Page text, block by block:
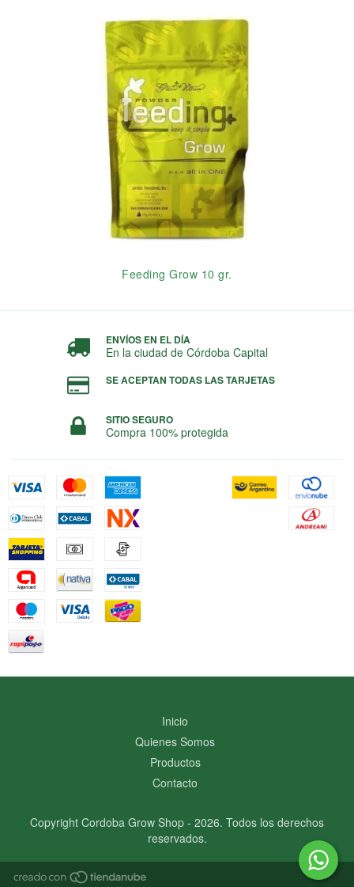
Feeding Grow 10 gr.
ENVÍOS EN EL DÍA
En la ciudad de Córdoba Capital
SE ACEPTAN TODAS LAS TARJETAS
SITIO SEGURO
Compra 100% protegida
Inicio
Quienes Somos
Productos
Contacto
Copyright Cordoba Grow Shop - 2026. Todos los derechos
reservados.